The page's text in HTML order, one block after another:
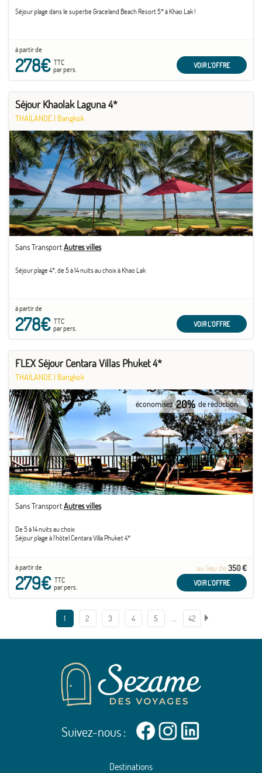
Séjour plage dans le superbe Graceland Beach Resort 5* à Khao Lak !
à partir de
278€TTC
par pers.
VOIR L'OFFRE
Séjour Khaolak Laguna 4*
THAÏLANDE | Bangkok
Sans TransportAutres villes
Séjour plage 4*, de 5 à 14 nuits au choix à Khao Lak
à partir de
278€TTC
par pers.
VOIR L'OFFRE
FLEX Séjour Centara Villas Phuket 4*
THAÏLANDE | Bangkok
économisez 20% de réduction
Sans TransportAutres villes
De 5 à 14 nuits au choix
Séjour plage à l'hôtel Centara Villa Phuket 4*
à partir de
279€TTC
par pers.
au lieu de350 €
VOIR L'OFFRE
1 2 3 4 5 … 42
Suivez-nous :
Destinations